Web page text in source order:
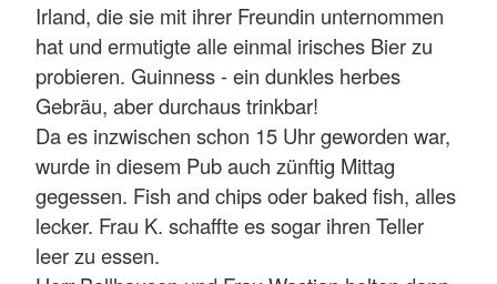
Irland, die sie mit ihrer Freundin unternommen
hat und ermutigte alle einmal irisches Bier zu
probieren. Guinness - ein dunkles herbes
Gebräu, aber durchaus trinkbar!
Da es inzwischen schon 15 Uhr geworden war,
wurde in diesem Pub auch zünftig Mittag
gegessen. Fish and chips oder baked fish, alles
lecker. Frau K. schaffte es sogar ihren Teller
leer zu essen.